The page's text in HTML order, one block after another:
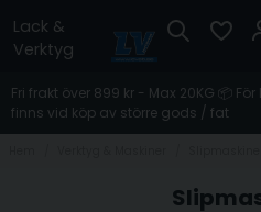
Lack &
Verktyg
Fri frakt över 899 kr - Max 20KG 📦
finns vid köp av större gods / fat